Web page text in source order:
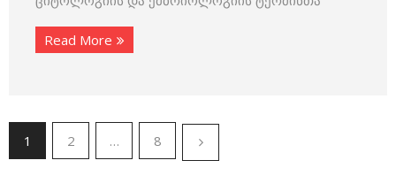
Read More
1 2 … 8